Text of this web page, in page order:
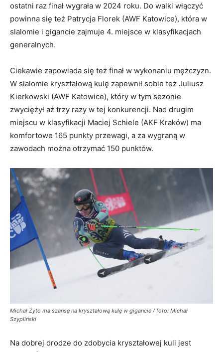
ostatni raz finał wygrała w 2024 roku. Do walki włączyć
powinna się też Patrycja Florek (AWF Katowice), która w
slalomie i gigancie zajmuje 4. miejsce w klasyfikacjach
generalnych.
Ciekawie zapowiada się też finał w wykonaniu mężczyzn.
W slalomie kryształową kulę zapewnił sobie też Juliusz
Kierkowski (AWF Katowice), który w tym sezonie
zwyciężył aż trzy razy w tej konkurencji. Nad drugim
miejscu w klasyfikacji Maciej Schiele (AKF Kraków) ma
komfortowe 165 punkty przewagi, a za wygraną w
zawodach można otrzymać 150 punktów.
Michał Żyto ma szansę na kryształową kulę w gigancie / foto: Michał
Szypliński
Na dobrej drodze do zdobycia kryształowej kuli jest